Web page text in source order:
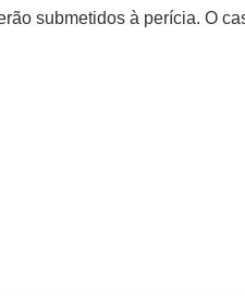
submetidos à perícia. O